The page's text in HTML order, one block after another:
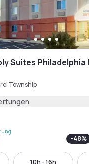
Suites Philadelphia
Township
-48%
10h - 16h